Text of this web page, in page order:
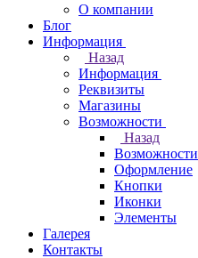
О компании
Блог
Информация
Назад
Информация
Реквизиты
Магазины
Возможности
Назад
Возможности
Оформление
Кнопки
Иконки
Элементы
Галерея
Контакты